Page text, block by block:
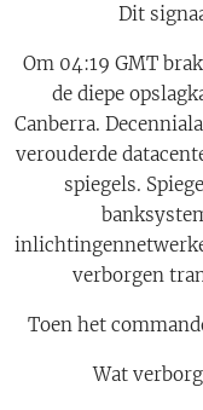
Dit
Om 04:19 GMT
de diepe
Canberra.
verouderde
spiegels.
verborgen
Toen het
Wat